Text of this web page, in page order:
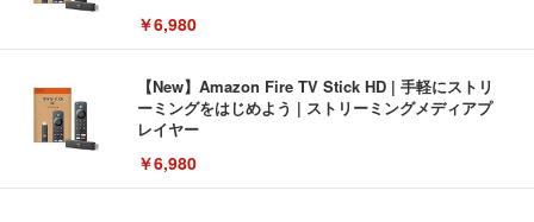
￥6,980
【New】Amazon Fire TV Stick HD | 手軽にストリ
ーミングをはじめよう | ストリーミングメディアプ
レイヤー
￥6,980